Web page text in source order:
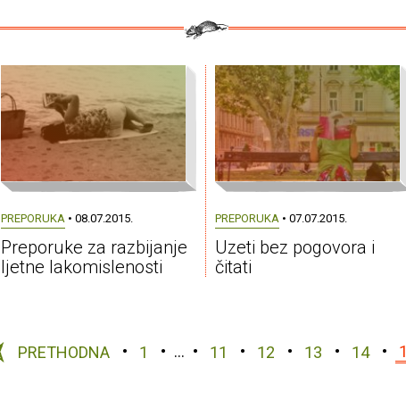
PREPORUKA • 08.07.2015.
Preporuke za razbijanje
ljetne lakomislenosti
PREPORUKA • 07.07.2015.
Uzeti bez pogovora i
čitati
PRETHODNA 1 … 11 12 13 14